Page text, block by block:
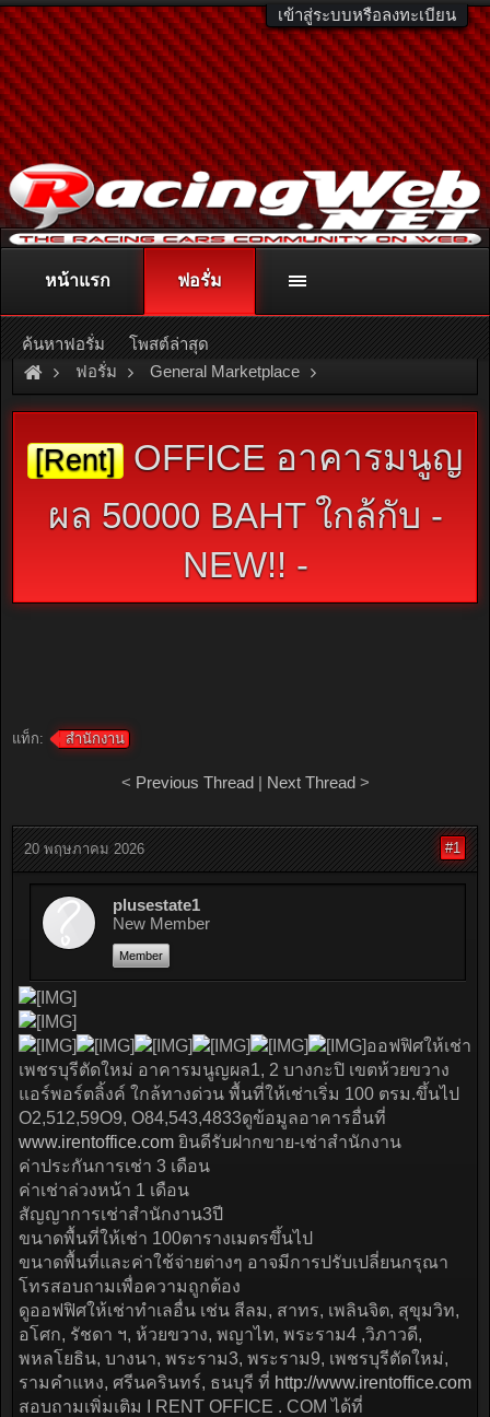
เข้าสู่ระบบหรือลงทะเบียน
ติดต่อลงโฆษณา racingweb@gmail.comหรือโทร. 081-811-1138
หรืออ่านรายละเอียดเพิ่มเติม คลิกที่นี่
ฟอรั่ม General Marketplace
สินค้าทั่วไป ไม่มีหมวดหมู่
[Rent] OFFICE อาคารมนูญ
ผล 50000 BAHT ใกล้กับ -
NEW!! -
แท็ก: สำนักงาน
< Previous Thread| Next Thread>
20 พฤษภาคม 2026 #1
plusestate1
New Member
Member
ออฟฟิศให้เช่า
เพชรบุรีตัดใหม่ อาคารมนูญผล1, 2 บางกะปิ เขตห้วยขวาง
แอร์พอร์ตลิ้งค์ ใกล้ทางด่วน พื้นที่ให้เช่าเริ่ม 100 ตรม.ขึ้นไป
O2,512,59O9, O84,543,4833ดูข้อมูลอาคารอื่นที่
www.irentoffice.com ยินดีรับฝากขาย-เช่าสำนักงาน
ค่าประกันการเช่า 3 เดือน
ค่าเช่าล่วงหน้า 1 เดือน
สัญญาการเช่าสำนักงาน3ปี
ขนาดพื้นที่ให้เช่า 100ตารางเมตรขึ้นไป
ขนาดพื้นที่และค่าใช้จ่ายต่างๆ อาจมีการปรับเปลี่ยนกรุณา
โทรสอบถามเพื่อความถูกต้อง
ดูออฟฟิศให้เช่าทำเลอื่น เช่น สีลม, สาทร, เพลินจิต, สุขุมวิท,
อโศก, รัชดา ฯ, ห้วยขวาง, พญาไท, พระราม4 ,วิภาวดี,
พหลโยธิน, บางนา, พระราม3, พระราม9, เพชรบุรีตัดใหม่,
รามคำแหง, ศรีนครินทร์, ธนบุรี ที่ http://www.irentoffice.com
สอบถามเพิ่มเติม I RENT OFFICE . COM ได้ที่
หน้าแรก ฟอรั่ม
ค้นหาฟอรั่ม โพสต์ล่าสุด